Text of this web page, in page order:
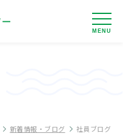
MENU
新着情報・ブログ 社員ブログ